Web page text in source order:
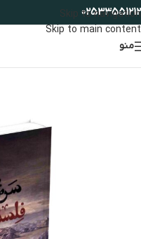
Skip to navigation
Skip to main content
02533551212
منو